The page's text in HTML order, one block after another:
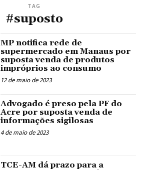
TAG
#suposto
MP notifica rede de
supermercado em Manaus por
suposta venda de produtos
impróprios ao consumo
12 de maio de 2023
Advogado é preso pela PF do
Acre por suposta venda de
informações sigilosas
4 de maio de 2023
TCE-AM dá prazo para a